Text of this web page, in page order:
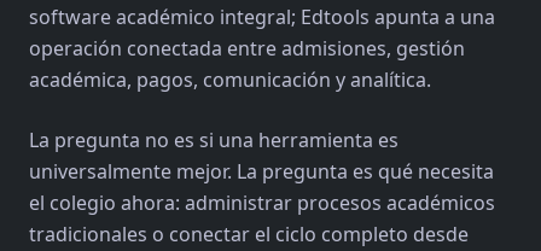
software académico integral; Edtools apunta a una
operación conectada entre admisiones, gestión
académica, pagos, comunicación y analítica.
La pregunta no es si una herramienta es
universalmente mejor. La pregunta es qué necesita
el colegio ahora: administrar procesos académicos
tradicionales o conectar el ciclo completo desde